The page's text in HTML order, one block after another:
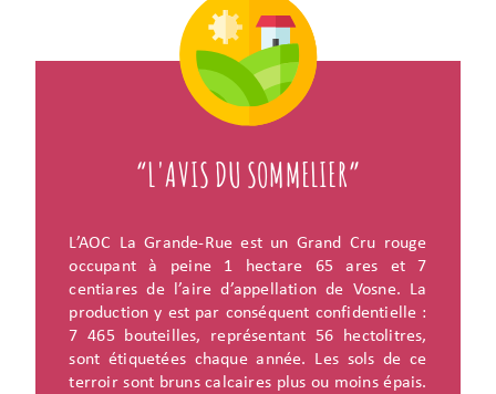
“L'AVIS DU SOMMELIER”
L’AOC La Grande-Rue est un Grand Cru rouge
occupant à peine 1 hectare 65 ares et 7
centiares de l’aire d’appellation de Vosne. La
production y est par conséquent confidentielle :
7 465 bouteilles, représentant 56 hectolitres,
sont étiquetées chaque année. Les sols de ce
terroir sont bruns calcaires plus ou moins épais.